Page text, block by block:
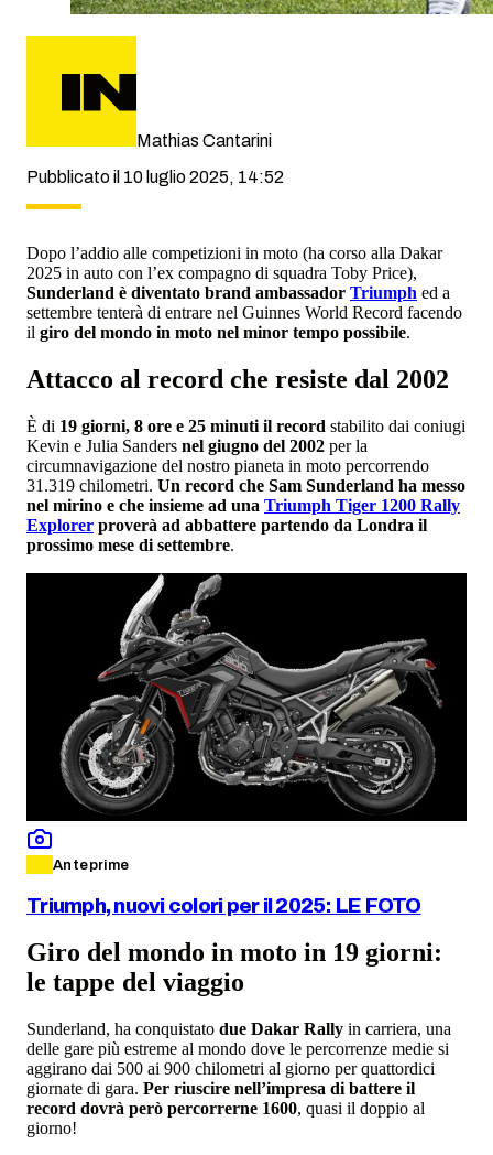
Mathias Cantarini
Pubblicato il 10 luglio 2025, 14:52
Dopo l’addio alle competizioni in moto (ha corso alla Dakar
2025 in auto con l’ex compagno di squadra Toby Price),
Sunderland è diventato brand ambassador Triumph ed a
settembre tenterà di entrare nel Guinnes World Record facendo
il giro del mondo in moto nel minor tempo possibile.
Attacco al record che resiste dal 2002
È di 19 giorni, 8 ore e 25 minuti il record stabilito dai coniugi
Kevin e Julia Sanders nel giugno del 2002 per la
circumnavigazione del nostro pianeta in moto percorrendo
31.319 chilometri. Un record che Sam Sunderland ha messo
nel mirino e che insieme ad una Triumph Tiger 1200 Rally
Explorer proverà ad abbattere partendo da Londra il
prossimo mese di settembre.
Anteprime
Triumph, nuovi colori per il 2025: LE FOTO
Giro del mondo in moto in 19 giorni:
le tappe del viaggio
Sunderland, ha conquistato due Dakar Rally in carriera, una
delle gare più estreme al mondo dove le percorrenze medie si
aggirano dai 500 ai 900 chilometri al giorno per quattordici
giornate di gara. Per riuscire nell’impresa di battere il
record dovrà però percorrerne 1600, quasi il doppio al
giorno!